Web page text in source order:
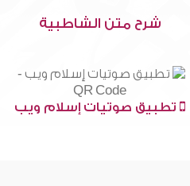
شرح متن الشاطبية
تطبيق صوتيات إسلام ويب